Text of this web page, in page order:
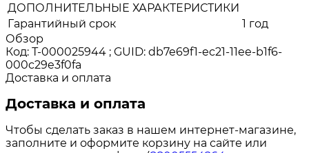
ДОПОЛНИТЕЛЬНЫЕ ХАРАКТЕРИСТИКИ
Гарантийный срок
1 год
Обзор
Код: Т-000025944 ; GUID: db7e69f1-ec21-11ee-b1f6-
000c29e3f0fa
Доставка и оплата
Доставка и оплата
Чтобы сделать заказ в нашем интернет-магазине,
заполните и оформите корзину на сайте или